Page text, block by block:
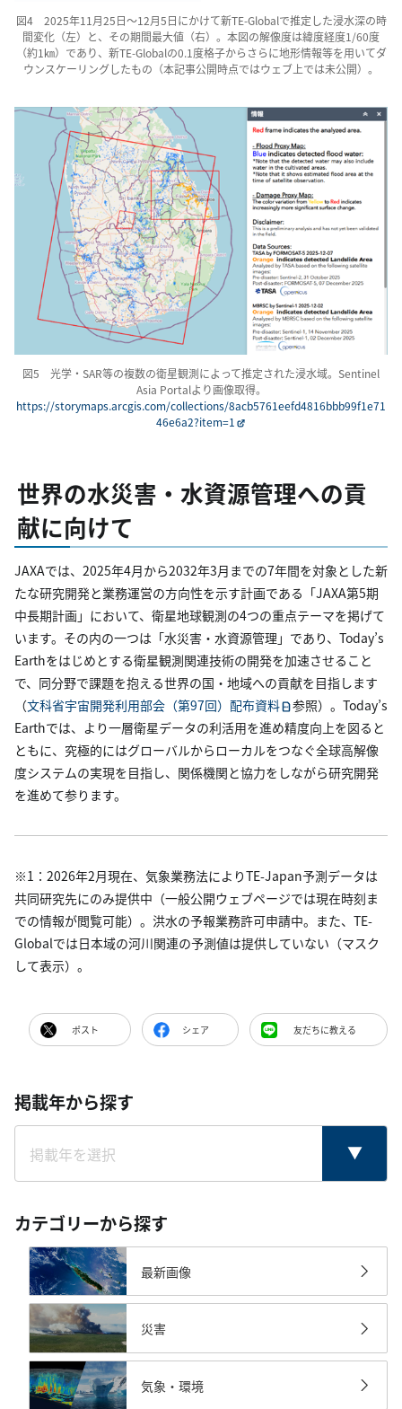
図4 2025年11月25日～12月5日にかけて新TE-Globalで推定した浸水深の時
間変化（左）と、その期間最大値（右）。本図の解像度は緯度経度1/60度
（約1㎞）であり、新TE-Globalの0.1度格子からさらに地形情報等を用いてダ
ウンスケーリングしたもの（本記事公開時点ではウェブ上では未公開）。
図5 光学・SAR等の複数の衛星観測によって推定された浸水域。Sentinel
Asia Portalより画像取得。
https://storymaps.arcgis.com/collections/8acb5761eefd4816bbb99f1e71
46e6a2?item=1
世界の水災害・水資源管理への貢
献に向けて
JAXAでは、2025年4月から2032年3月までの7年間を対象とした新
たな研究開発と業務運営の方向性を示す計画である「JAXA第5期
中長期計画」において、衛星地球観測の4つの重点テーマを掲げて
います。その内の一つは「水災害・水資源管理」であり、Today’s
Earthをはじめとする衛星観測関連技術の開発を加速させること
で、同分野で課題を抱える世界の国・地域への貢献を目指します
（文科省宇宙開発利用部会（第97回）配布資料
参照）。Today’s
Earthでは、より一層衛星データの利活用を進め精度向上を図ると
ともに、究極的にはグローバルからローカルをつなぐ全球高解像
度システムの実現を目指し、関係機関と協力をしながら研究開発
を進めて参ります。
※1：2026年2月現在、気象業務法によりTE-Japan予測データは
共同研究先にのみ提供中（一般公開ウェブページでは現在時刻ま
での情報が閲覧可能）。洪水の予報業務許可申請中。また、TE-
Globalでは日本域の河川関連の予測値は提供していない（マスク
して表示）。
ポスト シェア 友だちに教える
掲載年から探す
カテゴリーから探す
最新画像
災害
気象・環境